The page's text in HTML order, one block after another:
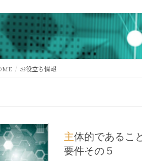
お役立ち情報
主体的であること－経営活動の基礎的
要件その５